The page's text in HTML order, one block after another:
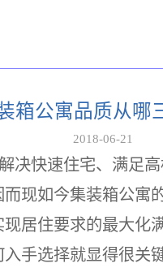
箱公寓品质从哪
2018-06-21
决快速住宅、满足
现如今集装箱公寓
居住要求的最大化
手选择就显得很关键